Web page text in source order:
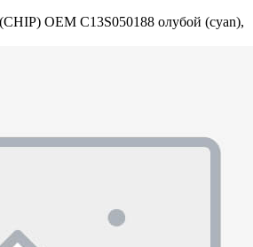
OEM C13S050188 олубой (cyan),